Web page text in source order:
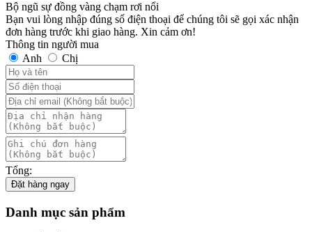
Bộ ngũ sự đồng vàng chạm rơi nổi
Bạn vui lòng nhập đúng số điện thoại để chúng tôi sẽ gọi xác nhận
đơn hàng trước khi giao hàng. Xin cảm ơn!
Thông tin người mua
Anh
Chị
Tổng:
Đặt hàng ngay
Danh mục sản phẩm